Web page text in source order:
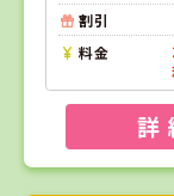
割引
料金
詳